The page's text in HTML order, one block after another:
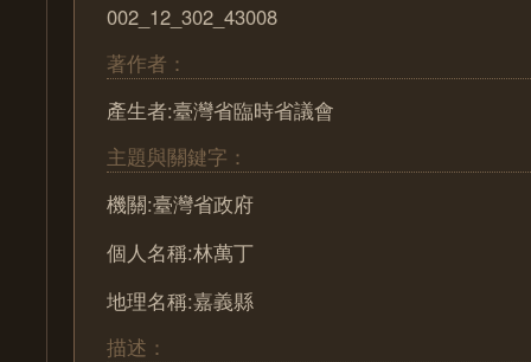
002_12_302_43008
著作者：
產生者:臺灣省臨時省議會
主題與關鍵字：
機關:臺灣省政府
個人名稱:林萬丁
地理名稱:嘉義縣
描述：